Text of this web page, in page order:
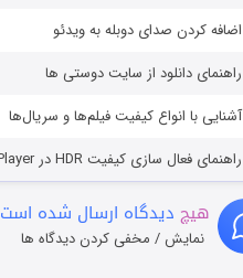
اضافه کردن صدای دوبله به ویدئو
راهنمای دانلود از سایت دوستی ها
آشنایی با انواع کیفیت فیلم‌ها و سریال‌ها
راهنمای فعال سازی کیفیت HDR در PotPlayer
هیچ دیدگاه ارسال شده است
نمایش / مخفی کردن دیدگاه ها